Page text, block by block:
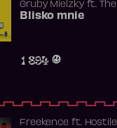
Gruby Mielzkyft.
Blisko mnie
1 894
Freekence ft. Hostile